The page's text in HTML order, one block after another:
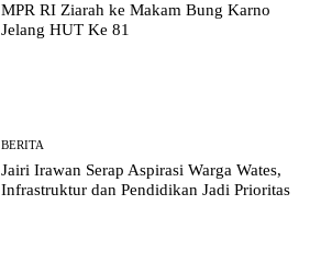
MPR RI Ziarah ke Makam Bung Karno
Jelang HUT Ke 81
BERITA
Jairi Irawan Serap Aspirasi Warga Wates,
Infrastruktur dan Pendidikan Jadi Prioritas